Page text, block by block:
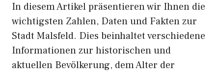
In diesem Artikel präsentieren wir Ihnen die
wichtigsten Zahlen, Daten und Fakten zur
Stadt Malsfeld. Dies beinhaltet verschiedene
Informationen zur historischen und
aktuellen Bevölkerung, dem Alter der